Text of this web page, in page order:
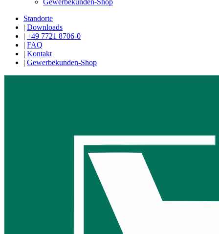
Gewerbekunden-Shop
Standorte
| Downloads
| +49 7721 8706-0
| FAQ
| Kontakt
| Gewerbekunden-Shop